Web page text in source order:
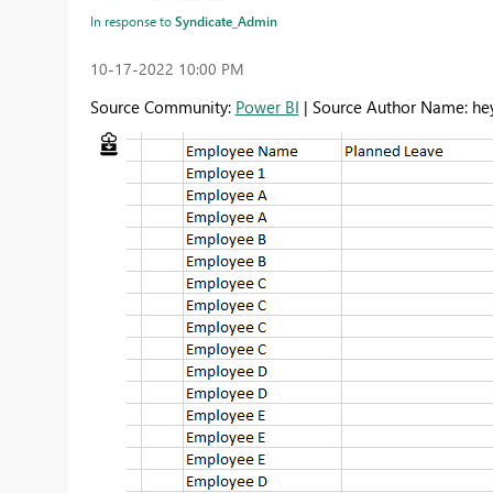
In response toSyndicate_Admin
‎10-17-2022 10:00 PM
Source Community: Power BI | Source Author Name: